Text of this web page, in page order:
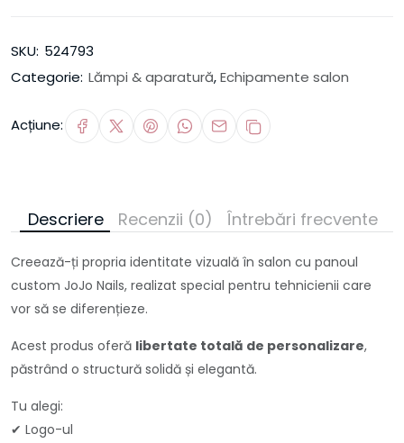
SKU: 524793
Categorie: Lămpi & aparatură,Echipamente salon
Acțiune:
Descriere Recenzii (0) Întrebări frecvente
Creează-ți propria identitate vizuală în salon cu panoul
custom JoJo Nails, realizat special pentru tehnicienii care
vor să se diferențieze.
Acest produs oferă libertate totală de personalizare,
păstrând o structură solidă și elegantă.
Tu alegi:
✔ Logo-ul